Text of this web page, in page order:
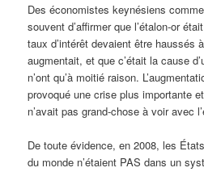
Des économistes keynésiens
souvent d’affirmer que l’étalon-or
taux d’intérêt devaient être haussés
augmentait, et que c’était la cause
n’ont qu’à moitié raison.
provoqué une crise plus importante
n’avait pas grand-chose à voir avec
De toute évidence, en 2008, les
du monde n’étaient PAS dans un